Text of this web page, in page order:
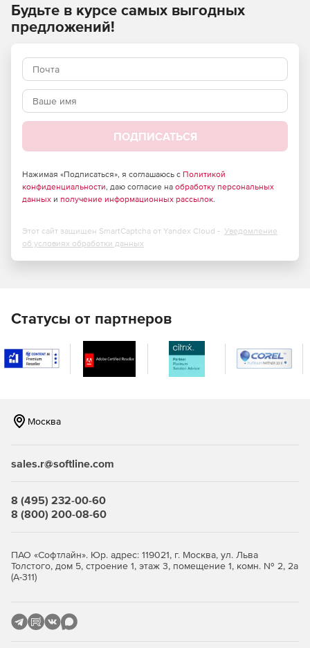
экспертизу, отправив коллегам оповещение по
электронной почте или через RSS. Любой из участников
пожеланиями, где это необходимо, другие участники
будут автоматически оповещены об этом. Crucible
предоставляет возможности поиска по добавленным
записям.
Crucible интегрируется с JIRA и со средой разработки при
помощи дополнительного плагина.
Будьте в курсе самых выгодных
предложений!
ПОДПИСАТЬСЯ
Нажимая «Подписаться», я соглашаюсь с Политикой
конфиденциальности, даю согласие на обработку персональных
данных и получение информационных рассылок.
Этот сайт защищен SmartCaptcha от Yandex Cloud - Уведомление
об условиях обработки данных
Статусы от партнеров
Москва
sales.r@softline.com
8 (495) 232-00-60
8 (800) 200-08-60
ПАО «Софтлайн». Юр. адрес: 119021, г. Москва, ул. Льва
Толстого, дом 5, строение 1, этаж 3, помещение 1, комн. № 2, 2а
(А-311)